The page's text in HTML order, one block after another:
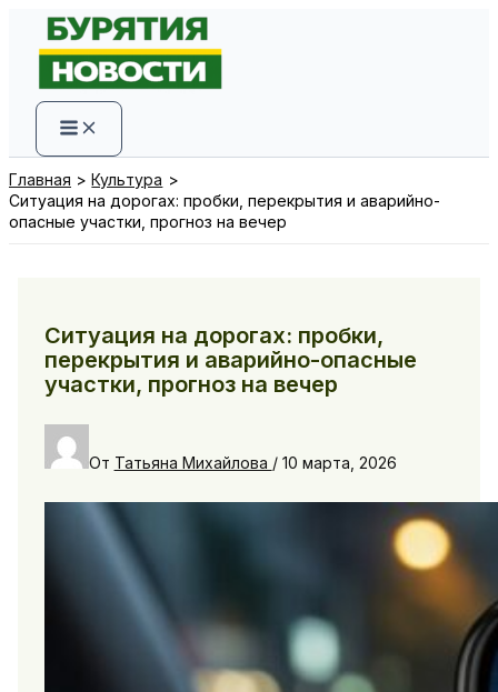
Перейти
содержимому
Главная
Культура
Ситуация на дорогах: пробки, перекрытия и аварийно-
опасные участки, прогноз на вечер
Ситуация на дорогах: пробки,
перекрытия и аварийно-опасные
участки, прогноз на вечер
От Татьяна Михайлова / 10 марта, 2026